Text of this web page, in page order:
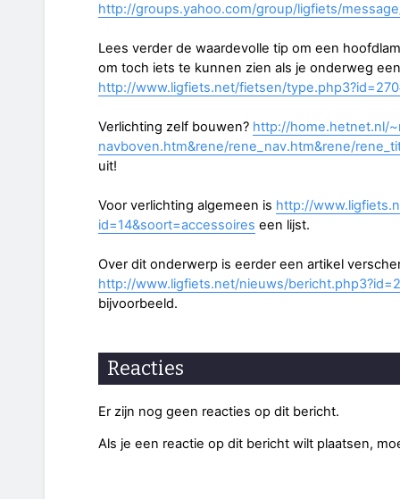
http://groups.yahoo.com/group/ligfiets/
Lees verder de waardevolle tip om een
om toch iets te kunnen zien als je onderweg
http://www.ligfiets.net/fietsen/
Verlichting zelf bouwen? http://home.hetnet.nl/
navboven.htm&rene/rene_nav.htm&rene/
uit!
Voor verlichting algemeen is http://
id=14&soort=accessoires een lijst.
Over dit onderwerp is eerder een artikel
http://www.ligfiets.net/nieuws/
bijvoorbeeld.
Reacties
Er zijn nog geen reacties op dit bericht.
Als je een reactie op dit bericht wilt plaatsen,